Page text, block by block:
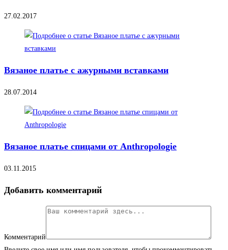
27.02.2017
Вязаное платье с ажурными вставками
28.07.2014
Вязаное платье спицами от Anthropologie
03.11.2015
Добавить комментарий
Комментарий